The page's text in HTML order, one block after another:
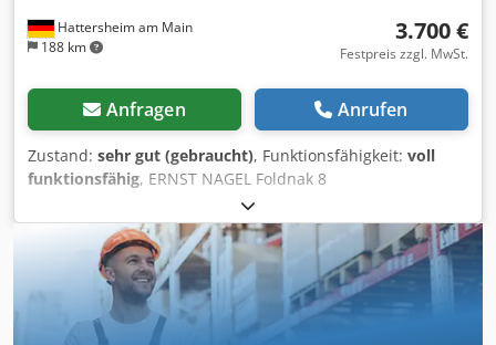
Hattersheim am Main
188 km
3.700 €
Festpreis zzgl. MwSt.
Anfragen Anrufen
Zustand: sehr gut (gebraucht), Funktionsfähigkeit: voll
funktionsfähig, ERNST NAGEL Foldnak 8
(Werkstattüberholt) !! Super guter Zustand / Neuwertig !!
Falz-Heftmaschine für Broschüren bis 100 Seiten, 2
Heftköpfe für Heft- und Ringklammern Heften und Falzen
in einem Arbeitsgang, automatische Auslösung über
Fotozellen Magazin- und Fehlheftungskontrolle, Zähler,
bewegliche Klammernumbieger, Heft- und Ringklammern